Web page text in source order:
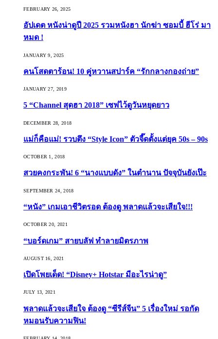
FEBRUARY 26, 2025
อัปเดต หนังน่าดูปี 2025 รวมหนังฮา นักฆ่า ซอมบี้ ฮีโร่ มา
หมด !
JANUARY 9, 2025
คนโสดตาร้อน! 10 คู่หวานสปาร์ค “รักกลางกองถ่าย”
JANUARY 27, 2019
5 “Channel สุดฮา 2018” เซฟไว้ดูวันหยุดยาว
DECEMBER 28, 2018
แม่ก็คือแม่! รวบตึง “Style Icon” ตัวจี๊ดตั้งแต่ยุค 50s – 90s
OCTOBER 1, 2018
สวยคงกระพัน! 6 “นางแบบดัง” ในตำนาน ปัจจุบันยังเป๊ะ
SEPTEMBER 24, 2018
“หนัง” เกมเอาชีวิตรอด ต้องดู พลาดแล้วจะเสียใจ!!!
OCTOBER 20, 2021
“บอร์ดเกม” สายบลัฟ ทำลายมิตรภาพ
AUGUST 16, 2021
เปิดโพยเด็ด! “Disney+ Hotstar มีอะไรน่าดู”
JULY 13, 2021
พลาดแล้วจะเสียใจ ต้องดู “ซีรีส์จีน” 5 เรื่องใหม่ รอกัด
หมอนรับความฟิน!